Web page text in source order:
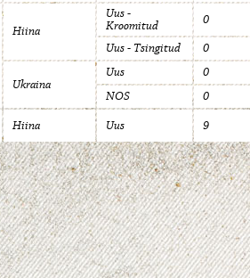
Hiina
Uus -
Kroomitud
0
Uus - Tsingitud
0
Ukraina
Uus
0
NOS
0
Hiina Uus 9